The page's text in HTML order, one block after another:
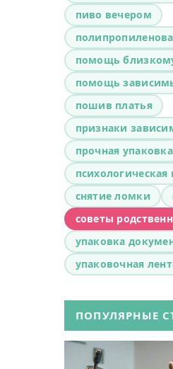
пиво вечером
помощь
помощь
пошив платья
признаки
прочная упаковка
снятие ломки
советы
упаковка
упаковочная
ПОПУЛЯРНЫЕ